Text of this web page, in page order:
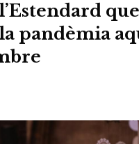
que
pandèmia